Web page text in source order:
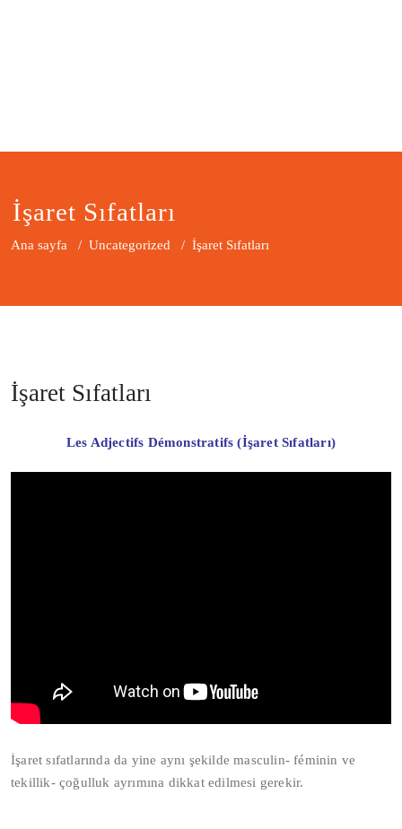
İşaret Sıfatları
Ana sayfa / Uncategorized / İşaret Sıfatları
İşaret Sıfatları
Les Adjectifs Démonstratifs (İşaret Sıfatları)
İşaret sıfatlarında da yine aynı şekilde masculin- féminin ve
tekillik- çoğulluk ayrımına dikkat edilmesi gerekir.